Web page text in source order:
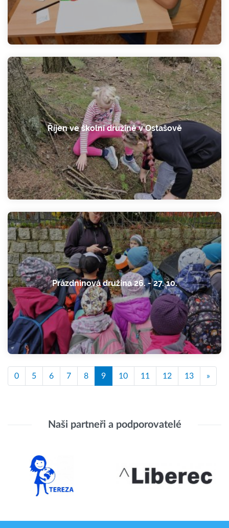
Říjen ve školní družině v Ostašově
Prázdninová družina 26. - 27. 10.
0 5 6 7 8 9 10 11 12 13 »
Naši partneři a podporovatelé